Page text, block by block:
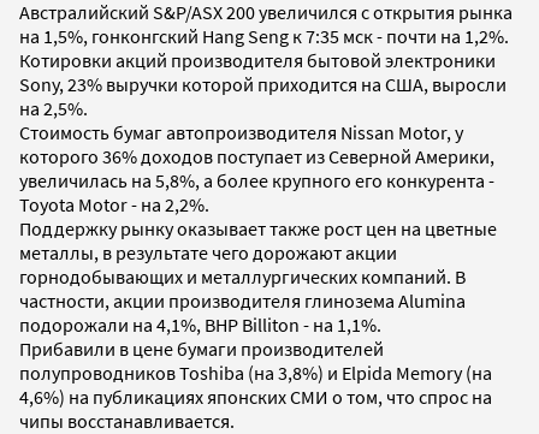
Австралийский S&P/ASX 200 увеличился с открытия рынка
на 1,5%, гонконгский Hang Seng к 7:35 мск - почти на 1,2%.
Котировки акций производителя бытовой электроники
Sony, 23% выручки которой приходится на США, выросли
на 2,5%.
Стоимость бумаг автопроизводителя Nissan Motor, у
которого 36% доходов поступает из Северной Америки,
увеличилась на 5,8%, а более крупного его конкурента -
Toyota Motor - на 2,2%.
Поддержку рынку оказывает также рост цен на цветные
металлы, в результате чего дорожают акции
горнодобывающих и металлургических компаний. В
частности, акции производителя глинозема Alumina
подорожали на 4,1%, BHP Billiton - на 1,1%.
Прибавили в цене бумаги производителей
полупроводников Toshiba (на 3,8%) и Elpida Memory (на
4,6%) на публикациях японских СМИ о том, что спрос на
чипы восстанавливается.